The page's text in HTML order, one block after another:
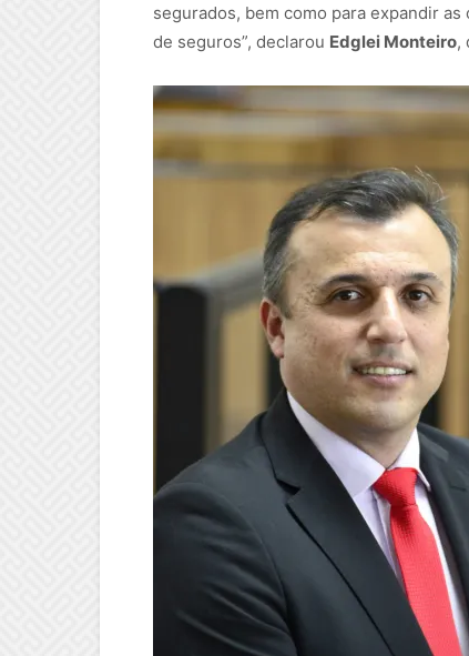
segurados, bem como para expandir
de seguros”, declarou Edglei Monteiro,